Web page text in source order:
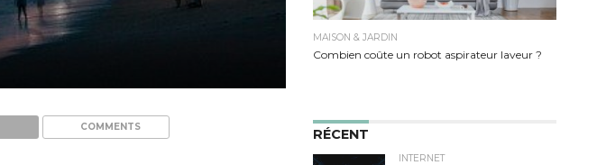
COMMENTS
MAISON & JARDIN
Combien coûte un robot aspirateur laveur ?
RÉCENT
INTERNET